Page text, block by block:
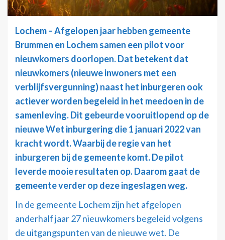
Lochem – Afgelopen jaar hebben gemeente
Brummen en Lochem samen een pilot voor
nieuwkomers doorlopen. Dat betekent dat
nieuwkomers (nieuwe inwoners met een
verblijfsvergunning) naast het inburgeren ook
actiever worden begeleid in het meedoen in de
samenleving. Dit gebeurde vooruitlopend op de
nieuwe Wet inburgering die 1 januari 2022 van
kracht wordt. Waarbij de regie van het
inburgeren bij de gemeente komt. De pilot
leverde mooie resultaten op. Daarom gaat de
gemeente verder op deze ingeslagen weg.
In de gemeente Lochem zijn het afgelopen
anderhalf jaar 27 nieuwkomers begeleid volgens
de uitgangspunten van de nieuwe wet. De